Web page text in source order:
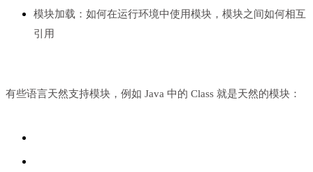
模块加载：如何在运行环境中使用模块，模块之间如何相互
引用
有些语言天然支持模块，例如 Java 中的 Class 就是天然的模块：